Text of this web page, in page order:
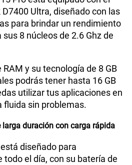
Ultra, diseñado con las
para brindar un rendimiento
8 núcleos de 2.6 Ghz de
RAM y su tecnología de 8 GB
podrás tener hasta 16 GB
utilizar tus aplicaciones en
fluida sin problemas.
larga duración con carga rápida
diseñado para
el día, con su batería de